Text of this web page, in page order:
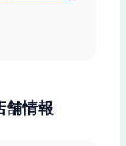
舗情報